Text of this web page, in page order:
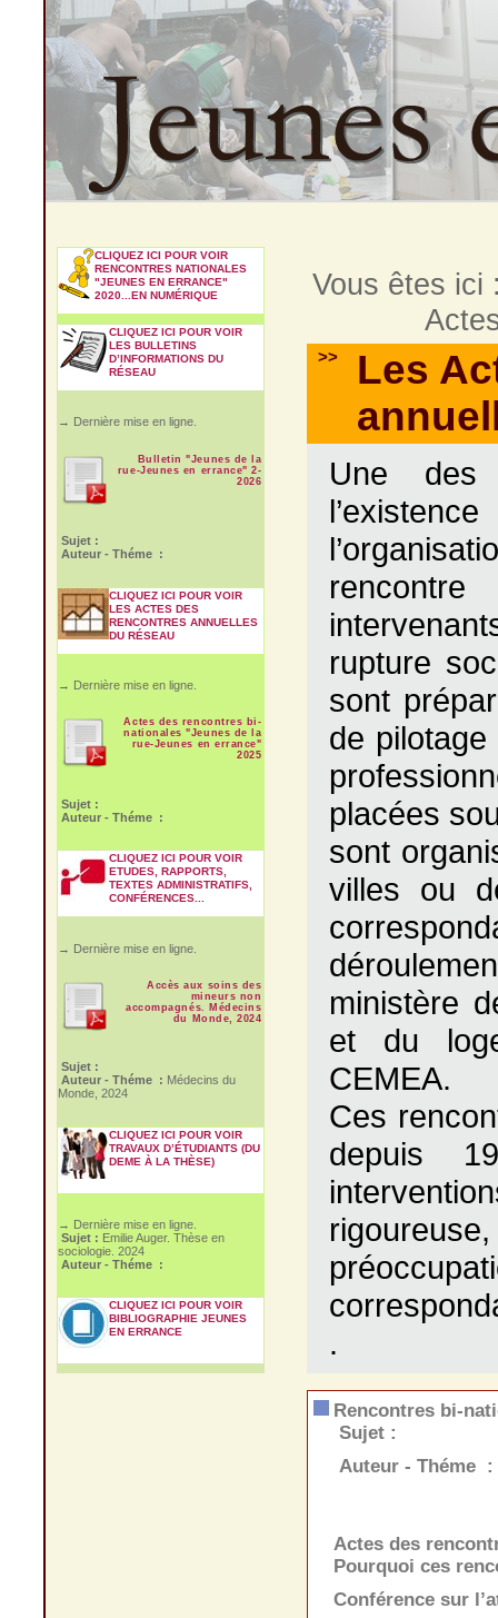
CLIQUEZ ICI POUR VOIR
RENCONTRES NATIONALES
"JEUNES EN ERRANCE"
2020...EN NUMÉRIQUE
CLIQUEZ ICI POUR VOIR
LES BULLETINS
D’INFORMATIONS DU
RÉSEAU
→ Dernière mise en ligne.
Bulletin "Jeunes de la
rue-Jeunes en errance" 2-
2026
Sujet :
Auteur - Théme :
CLIQUEZ ICI POUR VOIR
LES ACTES DES
RENCONTRES ANNUELLES
DU RÉSEAU
→ Dernière mise en ligne.
Actes des rencontres bi-
nationales "Jeunes de la
rue-Jeunes en errance"
2025
Sujet :
Auteur - Théme :
CLIQUEZ ICI POUR VOIR
ETUDES, RAPPORTS,
TEXTES ADMINISTRATIFS,
CONFÉRENCES...
→ Dernière mise en ligne.
Accès aux soins des
mineurs non
accompagnés. Médecins
du Monde, 2024
Sujet :
Auteur - Théme : Médecins du
Monde, 2024
CLIQUEZ ICI POUR VOIR
TRAVAUX D’ÉTUDIANTS (DU
DEME À LA THÈSE)
→ Dernière mise en ligne.
Sujet : Emilie Auger. Thèse en
sociologie. 2024
Auteur - Théme :
CLIQUEZ ICI POUR VOIR
BIBLIOGRAPHIE JEUNES
EN ERRANCE
Vous êtes
>>
Les
Une des
rupture
sont
de
placées
sont
villes ou
ministère
et du
CEMEA.
Ces
depuis
.
Rencontres bi-
Sujet :
Auteur - Théme :
Actes des
Pourquoi ces
Conférence sur